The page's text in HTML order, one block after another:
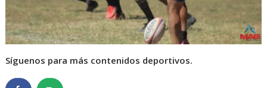
Síguenos para más contenidos deportivos.